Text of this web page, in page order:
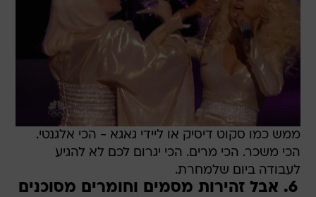
ממש כמו סקוט דיסיק או ליידי גאגא - הכי אלגנטי.
הכי משכר. הכי מרים. הכי יגרום לכם לא להגיע
לעבודה ביום שלמחרת.
6. אבל זהירות מסמים וחומרים מסוכנים